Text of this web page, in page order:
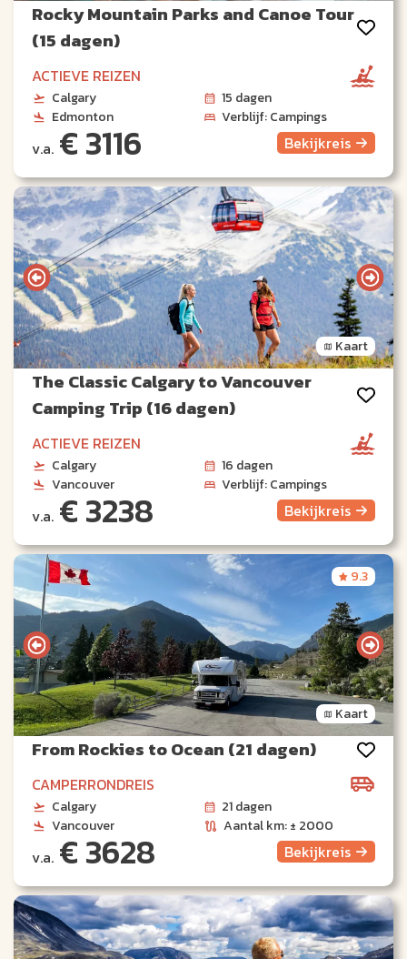
Rocky Mountain Parks and Canoe Tour
(15 dagen)
ACTIEVE REIZEN
Calgary
15 dagen
Edmonton
Verblijf: Campings
v.a. € 3116 Bekijkreis
Kaart
The Classic Calgary to Vancouver
Camping Trip (16 dagen)
ACTIEVE REIZEN
Calgary
16 dagen
Vancouver
Verblijf: Campings
v.a. € 3238 Bekijkreis
9.3
Kaart
From Rockies to Ocean (21 dagen)
CAMPERRONDREIS
Calgary
21 dagen
Vancouver
Aantal km: ± 2000
v.a. € 3628 Bekijkreis